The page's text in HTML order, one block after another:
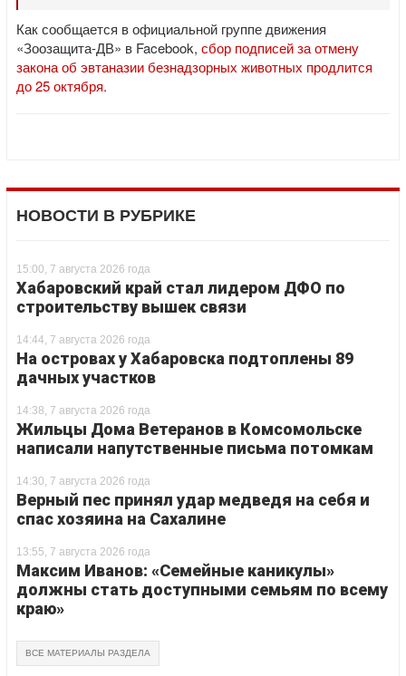
Как сообщается в официальной группе движения
«Зоозащита-ДВ» в Facebook, сбор подписей за отмену
закона об эвтаназии безнадзорных животных продлится
до 25 октября.
НОВОСТИ В РУБРИКЕ
15:00, 7 августа 2026 года
Хабаровский край стал лидером ДФО по
строительству вышек связи
14:44, 7 августа 2026 года
На островах у Хабаровска подтоплены 89
дачных участков
14:38, 7 августа 2026 года
Жильцы Дома Ветеранов в Комсомольске
написали напутственные письма потомкам
14:30, 7 августа 2026 года
Верный пес принял удар медведя на себя и
спас хозяина на Сахалине
13:55, 7 августа 2026 года
Максим Иванов: «Семейные каникулы»
должны стать доступными семьям по всему
краю»
ВСЕ МАТЕРИАЛЫ РАЗДЕЛА